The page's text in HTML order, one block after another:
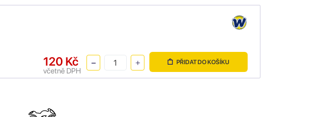
120 Kč
včetně DPH
PŘIDAT DO KOŠÍKU